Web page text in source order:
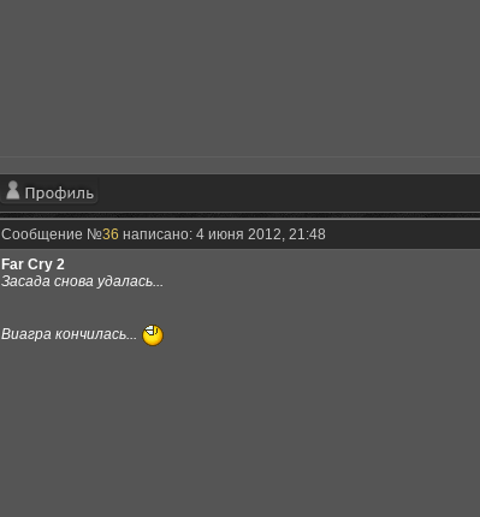
Сообщение №36 написано: 4 июня 2012, 21:48
Far Cry 2
Засада снова удалась...
Виагра кончилась...